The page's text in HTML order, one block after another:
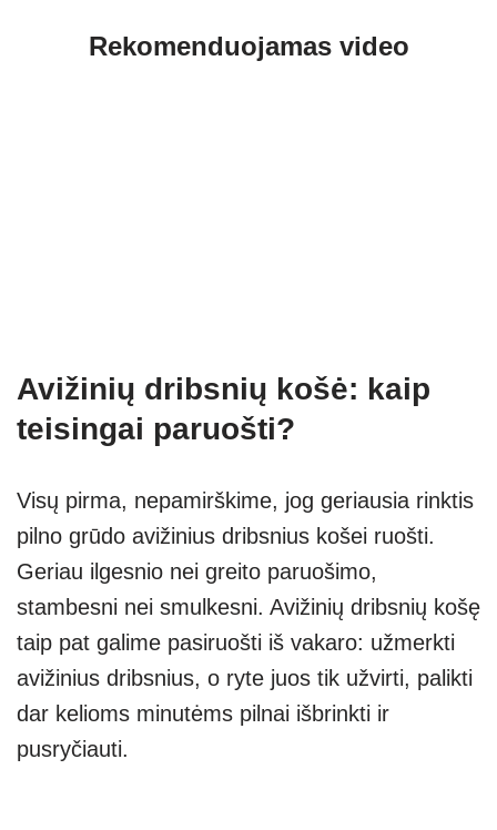
Rekomenduojamas video
Avižinių dribsnių košė: kaip
teisingai paruošti?
Visų pirma, nepamirškime, jog geriausia rinktis
pilno grūdo avižinius dribsnius košei ruošti.
Geriau ilgesnio nei greito paruošimo,
stambesni nei smulkesni. Avižinių dribsnių košę
taip pat galime pasiruošti iš vakaro: užmerkti
avižinius dribsnius, o ryte juos tik užvirti, palikti
dar kelioms minutėms pilnai išbrinkti ir
pusryčiauti.